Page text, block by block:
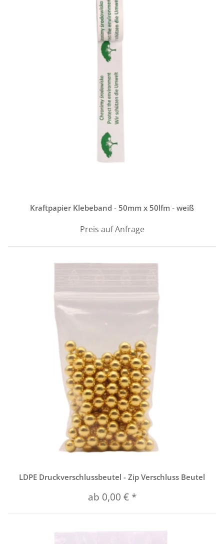
Kraftpapier Klebeband - 50mm x 50lfm - weiß
Preis auf Anfrage
LDPE Druckverschlussbeutel - Zip Verschluss Beutel
ab 0,00 € *